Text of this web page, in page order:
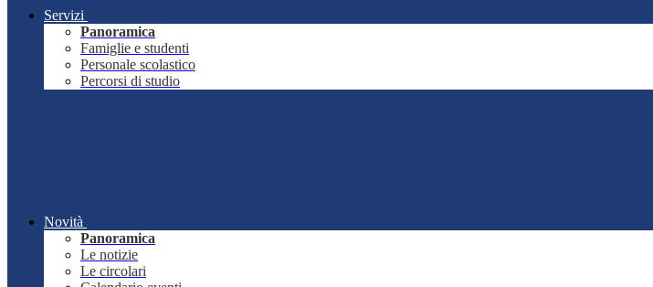
Servizi
Panoramica
Famiglie e studenti
Personale scolastico
Percorsi di studio
Novità
Panoramica
Le notizie
Le circolari